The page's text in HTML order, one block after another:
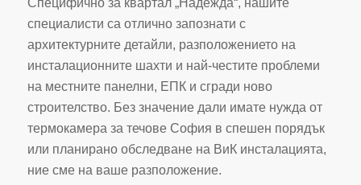
Специфично за квартал „Надежда“, нашите
специалисти са отлично запознати с
архитектурните детайли, разположението на
инсталационните шахти и най-честите проблеми
на местните панелни, ЕПК и сгради ново
строителство. Без значение дали имате нужда от
термокамера за течове София в спешен порядък
или планирано обследване на ВиК инсталацията,
ние сме на ваше разположение.